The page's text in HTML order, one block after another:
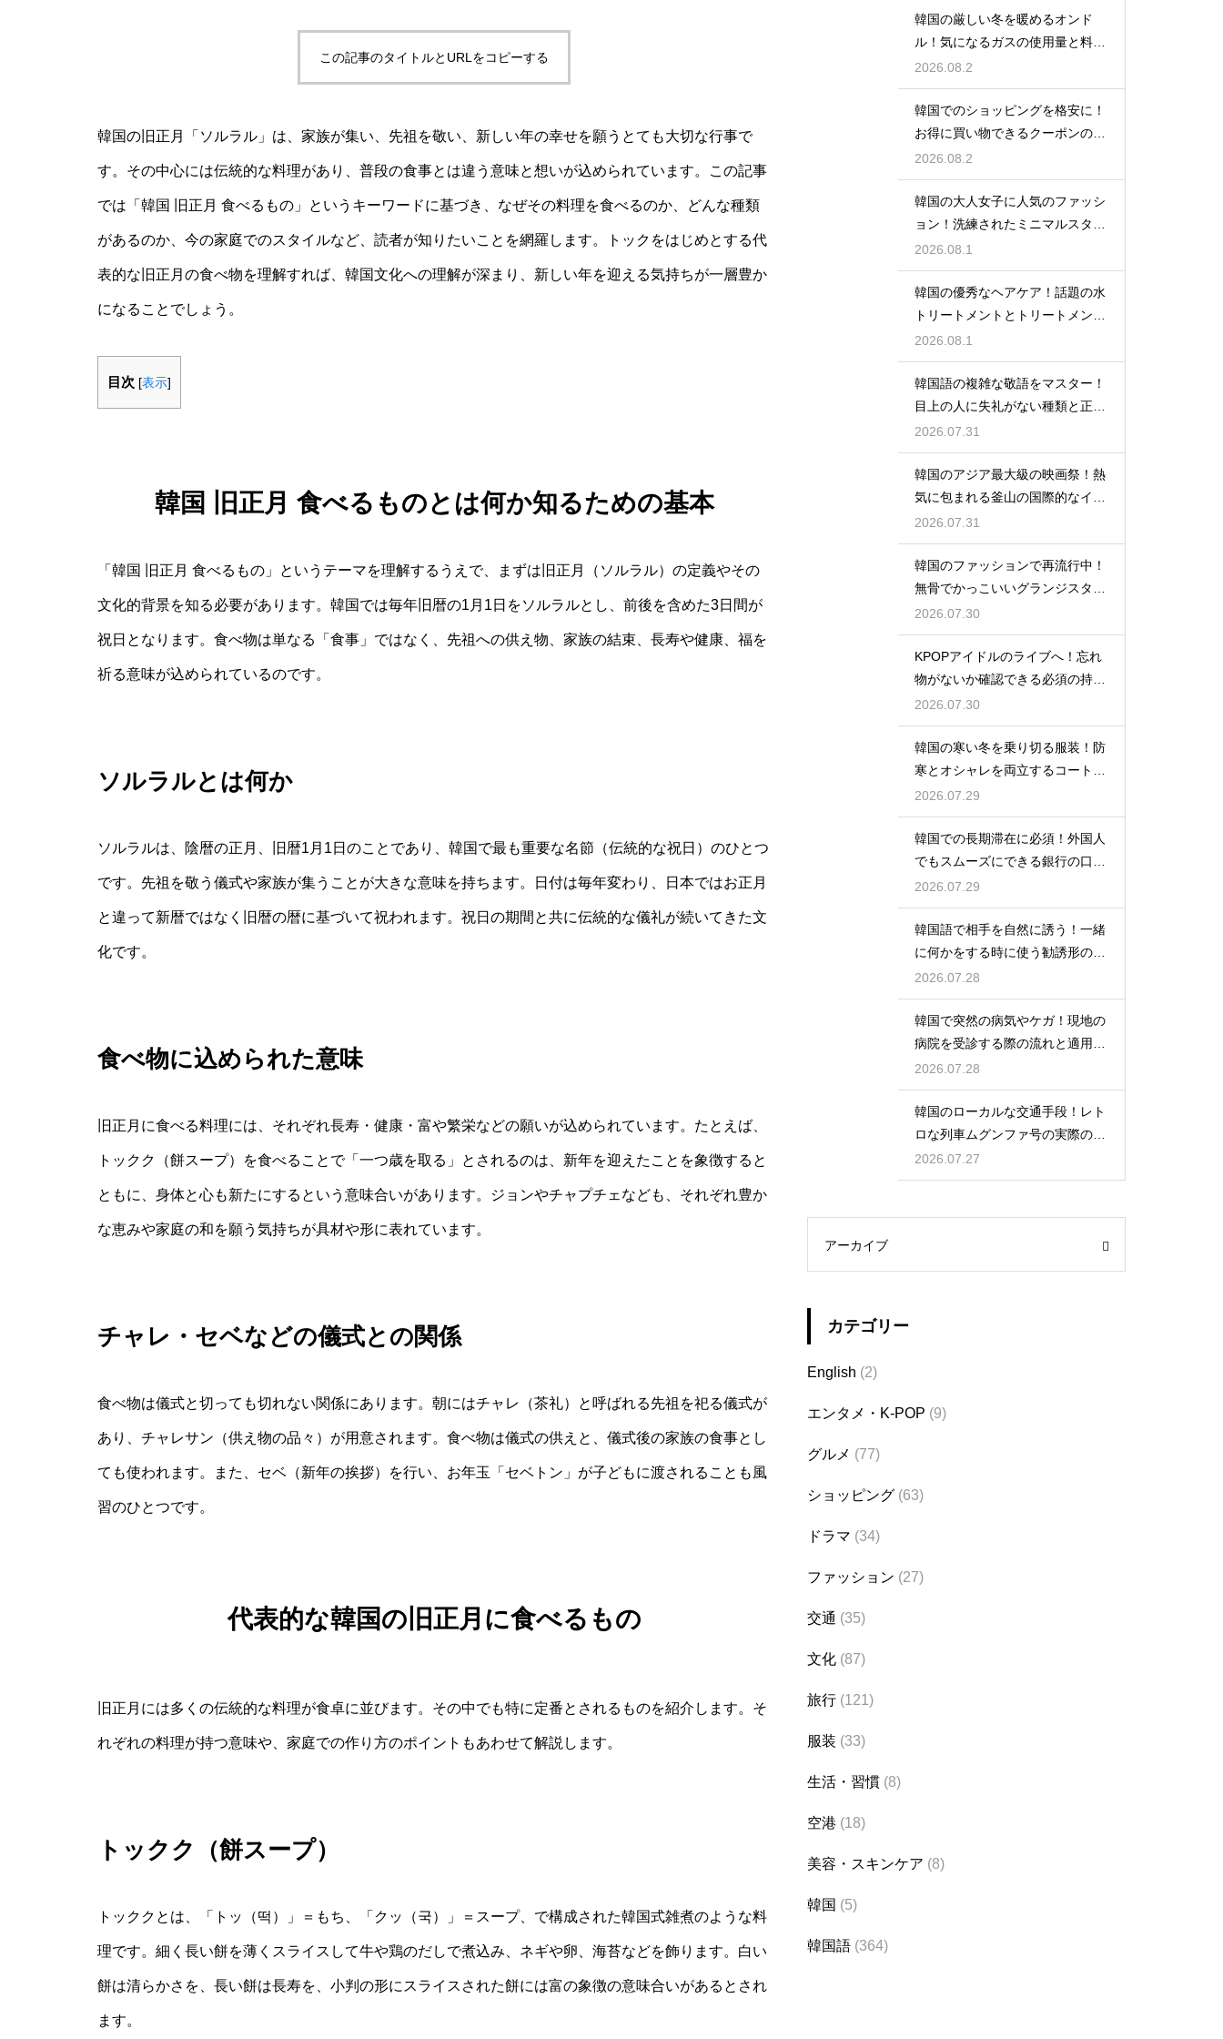
この記事のタイトルとURLをコピーする
韓国の旧正月「ソルラル」は、家族が集い、先祖を敬い、新しい年の幸せを願うとても大切な行事で
す。その中心には伝統的な料理があり、普段の食事とは違う意味と想いが込められています。この記事
では「韓国 旧正月 食べるもの」というキーワードに基づき、なぜその料理を食べるのか、どんな種類
があるのか、今の家庭でのスタイルなど、読者が知りたいことを網羅します。トックをはじめとする代
表的な旧正月の食べ物を理解すれば、韓国文化への理解が深まり、新しい年を迎える気持ちが一層豊か
になることでしょう。
目次 [表示]
韓国 旧正月 食べるものとは何か知るための基本
「韓国 旧正月 食べるもの」というテーマを理解するうえで、まずは旧正月（ソルラル）の定義やその
文化的背景を知る必要があります。韓国では毎年旧暦の1月1日をソルラルとし、前後を含めた3日間が
祝日となります。食べ物は単なる「食事」ではなく、先祖への供え物、家族の結束、長寿や健康、福を
祈る意味が込められているのです。
ソルラルとは何か
ソルラルは、陰暦の正月、旧暦1月1日のことであり、韓国で最も重要な名節（伝統的な祝日）のひとつ
です。先祖を敬う儀式や家族が集うことが大きな意味を持ちます。日付は毎年変わり、日本ではお正月
と違って新暦ではなく旧暦の暦に基づいて祝われます。祝日の期間と共に伝統的な儀礼が続いてきた文
化です。
食べ物に込められた意味
旧正月に食べる料理には、それぞれ長寿・健康・富や繁栄などの願いが込められています。たとえば、
トックク（餅スープ）を食べることで「一つ歳を取る」とされるのは、新年を迎えたことを象徴すると
ともに、身体と心も新たにするという意味合いがあります。ジョンやチャプチェなども、それぞれ豊か
な恵みや家庭の和を願う気持ちが具材や形に表れています。
チャレ・セベなどの儀式との関係
食べ物は儀式と切っても切れない関係にあります。朝にはチャレ（茶礼）と呼ばれる先祖を祀る儀式が
あり、チャレサン（供え物の品々）が用意されます。食べ物は儀式の供えと、儀式後の家族の食事とし
ても使われます。また、セベ（新年の挨拶）を行い、お年玉「セベトン」が子どもに渡されることも風
習のひとつです。
代表的な韓国の旧正月に食べるもの
旧正月には多くの伝統的な料理が食卓に並びます。その中でも特に定番とされるものを紹介します。そ
れぞれの料理が持つ意味や、家庭での作り方のポイントもあわせて解説します。
トックク（餅スープ）
トッククとは、「トッ（떡）」＝もち、「クッ（국）」＝スープ、で構成された韓国式雑煮のような料
理です。細く長い餅を薄くスライスして牛や鶏のだしで煮込み、ネギや卵、海苔などを飾ります。白い
餅は清らかさを、長い餅は長寿を、小判の形にスライスされた餅には富の象徴の意味合いがあるとされ
ます。
韓国の厳しい冬を暖めるオンド
ル！気になるガスの使用量と料金
の目安
2026.08.2
韓国でのショッピングを格安に！
お得に買い物できるクーポンの賢
い探し方
2026.08.2
韓国の大人女子に人気のファッシ
ョン！洗練されたミニマルスタイ
ルの特徴
2026.08.1
韓国の優秀なヘアケア！話題の水
トリートメントとトリートメント
の使い分け
2026.08.1
韓国語の複雑な敬語をマスター！
目上の人に失礼がない種類と正し
い使い分け
2026.07.31
韓国のアジア最大級の映画祭！熱
気に包まれる釜山の国際的なイベ
ント
2026.07.31
韓国のファッションで再流行中！
無骨でかっこいいグランジスタイ
ルの特徴
2026.07.30
KPOPアイドルのライブへ！忘れ
物がないか確認できる必須の持ち
物リスト
2026.07.30
韓国の寒い冬を乗り切る服装！防
寒とオシャレを両立するコートの
種類
2026.07.29
韓国での長期滞在に必須！外国人
でもスムーズにできる銀行の口座
開設
2026.07.29
韓国語で相手を自然に誘う！一緒
に何かをする時に使う勧誘形の基
本の作り方
2026.07.28
韓国で突然の病気やケガ！現地の
病院を受診する際の流れと適用さ
れる保険
2026.07.28
韓国のローカルな交通手段！レト
ロな列車ムグンファ号の実際の乗
り心地
2026.07.27
アーカイブ
カテゴリー
English (2)
エンタメ・K-POP (9)
グルメ (77)
ショッピング (63)
ドラマ (34)
ファッション (27)
交通 (35)
文化 (87)
旅行 (121)
服装 (33)
生活・習慣 (8)
空港 (18)
美容・スキンケア (8)
韓国 (5)
韓国語 (364)